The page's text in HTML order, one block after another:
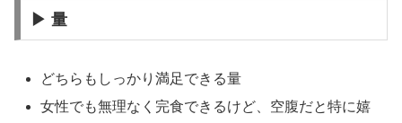
▶ 量
どちらもしっかり満足できる量
女性でも無理なく完食できるけど、空腹だと特に嬉